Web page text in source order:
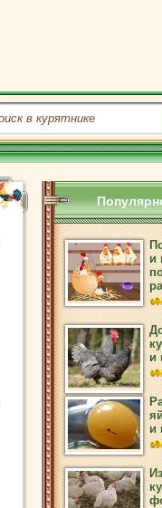
и
и
и